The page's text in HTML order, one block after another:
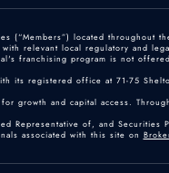
(“Members”) located
relevant local regulatory and
franchising program is not
its registered office at 71-75
growth and capital access.
Representative of, and
associated with this site on